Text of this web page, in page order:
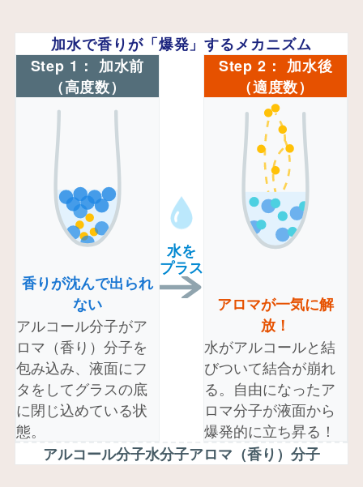
加水で香りが「爆発」するメカニズム
Step 1： 加水前
（高度数）
香りが沈んで出られ
ない
アルコール分子がア
ロマ（香り）分子を
包み込み、液面にフ
タをしてグラスの底
に閉じ込めている状
態。
水を
プラス
Step 2： 加水後
（適度数）
アロマが一気に解
放！
水がアルコールと結
びついて結合が崩れ
る。自由になったア
ロマ分子が液面から
爆発的に立ち昇る！
アルコール分子水分子アロマ（香り）分子